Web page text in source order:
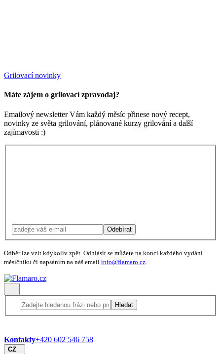
Grilovací novinky
Máte zájem o grilovací zpravodaj?
Emailový newsletter Vám každý měsíc přinese nový recept,
novinky ze světa grilování, plánované kurzy grilování a další
zajímavosti :)
Odebírat
Odběr lze vzít kdykoliv zpět. Odhlásit se můžete na konci každého vydání
měsíčníku či napsáním na náš email info@flamaro.cz.
Hledat
Kontakty+420 602 546 758
CZ